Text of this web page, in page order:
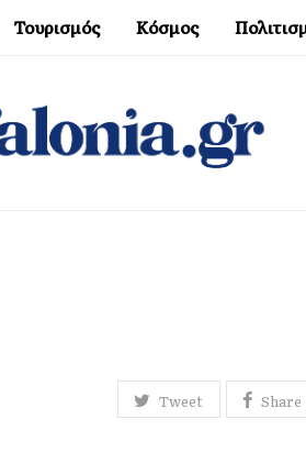
Τουρισμός Κόσμος
Tweet Share